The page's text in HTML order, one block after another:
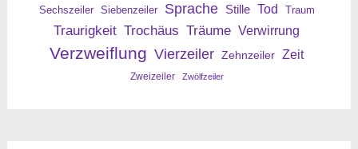
Sechszeiler Siebenzeiler Sprache Stille Tod Traum
Traurigkeit Trochäus Träume Verwirrung
Verzweiflung Vierzeiler Zehnzeiler Zeit
Zweizeiler Zwölfzeiler